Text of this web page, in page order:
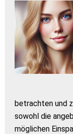
betrachten und
sowohl die
möglichen